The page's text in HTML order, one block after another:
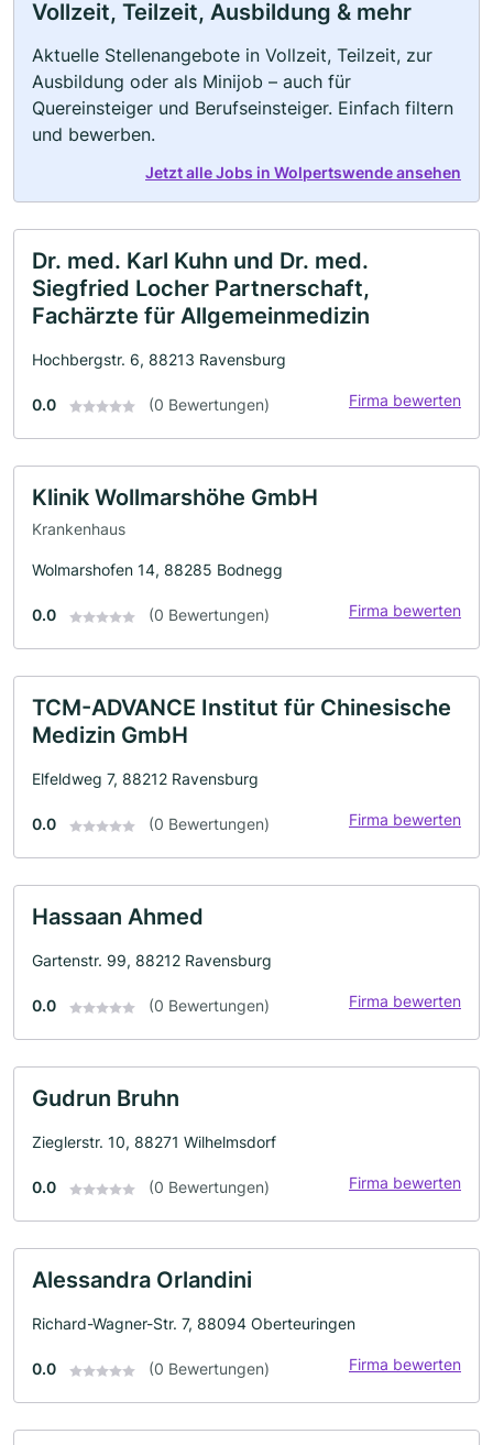
Vollzeit, Teilzeit, Ausbildung & mehr
Aktuelle Stellenangebote in Vollzeit, Teilzeit, zur
Ausbildung oder als Minijob – auch für
Quereinsteiger und Berufseinsteiger. Einfach filtern
und bewerben.
Jetzt alle Jobs in Wolpertswende ansehen
Dr. med. Karl Kuhn und Dr. med.
Siegfried Locher Partnerschaft,
Fachärzte für Allgemeinmedizin
Hochbergstr. 6, 88213 Ravensburg
0.0 (0 Bewertungen) Firma bewerten
Klinik Wollmarshöhe GmbH
Krankenhaus
Wolmarshofen 14, 88285 Bodnegg
0.0 (0 Bewertungen) Firma bewerten
TCM-ADVANCE Institut für Chinesische
Medizin GmbH
Elfeldweg 7, 88212 Ravensburg
0.0 (0 Bewertungen) Firma bewerten
Hassaan Ahmed
Gartenstr. 99, 88212 Ravensburg
0.0 (0 Bewertungen) Firma bewerten
Gudrun Bruhn
Zieglerstr. 10, 88271 Wilhelmsdorf
0.0 (0 Bewertungen) Firma bewerten
Alessandra Orlandini
Richard-Wagner-Str. 7, 88094 Oberteuringen
0.0 (0 Bewertungen) Firma bewerten